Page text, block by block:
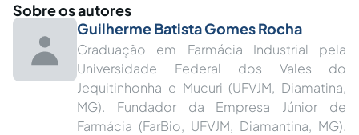
Sobre os autores
Guilherme Batista Gomes Rocha
Graduação em Farmácia Industrial pela
Universidade Federal dos Vales do
Jequitinhonha e Mucuri (UFVJM, Diamatina,
MG). Fundador da Empresa Júnior de
Farmácia (FarBio, UFVJM, Diamantina, MG).